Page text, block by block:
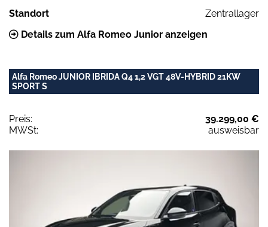
Standort
Zentrallager
Details zum Alfa Romeo Junior anzeigen
Alfa Romeo JUNIOR IBRIDA Q4 1,2 VGT 48V-HYBRID 21KW
SPORT S
Preis:
39.299,00 €
MWSt:
ausweisbar